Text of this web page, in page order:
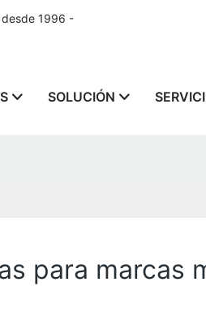
desde 1996 -
SOLUCIÓN
para marcas